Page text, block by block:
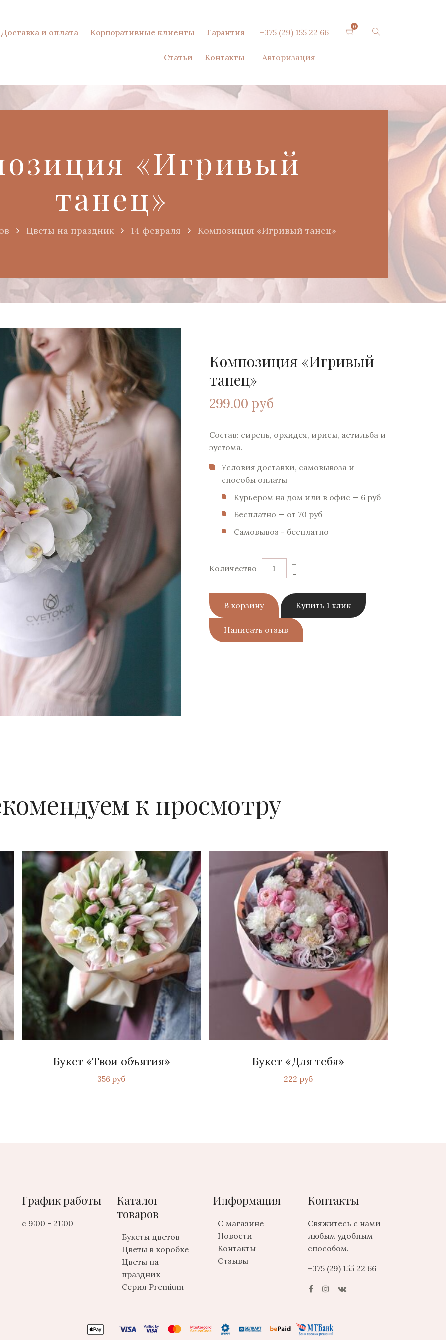
Доставка и оплата Корпоративные клиенты Гарантия
Статьи Контакты
+375 (29) 155 22 66
0
Авторизация
«Игривый
танец»
Цветы на праздник 14 февраля Композиция «Игривый танец»
Композиция «Игривый
танец»
299.00 руб
Состав: сирень, орхидея, ирисы, астильба и
эустома.
Условия доставки, самовывоза и
способы оплаты
Курьером на дом или в офис — 6 pуб
Бесплатно — от 70 pуб
Самовывоз - бесплатно
Количество
-
+
В корзину Купить 1 клик
Написать отзыв
к просмотру
Букет «Твои объятия»
356 руб
Букет «Для тебя»
222 руб
График работы
с 9:00 - 21:00
Каталог
товаров
Букеты цветов
Цветы в коробке
Цветы на
праздник
Серия Premium
Информация
О магазине
Новости
Контакты
Отзывы
Контакты
Свяжитесь с нами
любым удобным
способом.
+375 (29) 155 22 66